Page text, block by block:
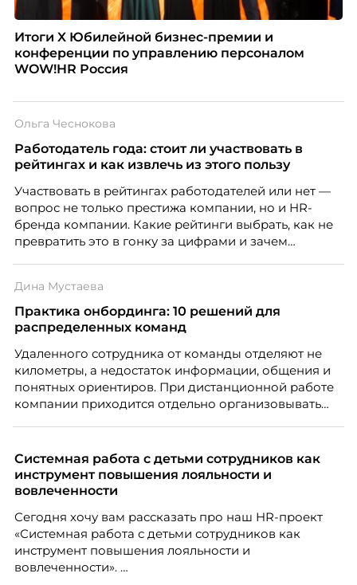
Итоги X Юбилейной бизнес-премии и
конференции по управлению персоналом
WOW!HR Россия
Ольга Чеснокова
Работодатель года: стоит ли участвовать в
рейтингах и как извлечь из этого пользу
Участвовать в рейтингах работодателей или нет —
вопрос не только престижа компании, но и HR-
бренда компании. Какие рейтинги выбрать, как не
превратить это в гонку за цифрами и зачем
Чеснокова, HR-директор Right line.
Дина Мустаева
Практика онбординга: 10 решений для
распределенных команд
Удаленного сотрудника от команды отделяют не
километры, а недостаток информации, общения и
понятных ориентиров. При дистанционной работе
компании приходится отдельно организовывать
по работе с персоналом Инфомаксимум,
рассказывает, как выстроить адаптацию
распределенной команды без лишнего контроля и
Системная работа с детьми сотрудников как
инструмент повышения лояльности и
вовлеченности
Сегодня хочу вам рассказать про наш HR-проект
«Системная работа с детьми сотрудников как
инструмент повышения лояльности и
вовлеченности».